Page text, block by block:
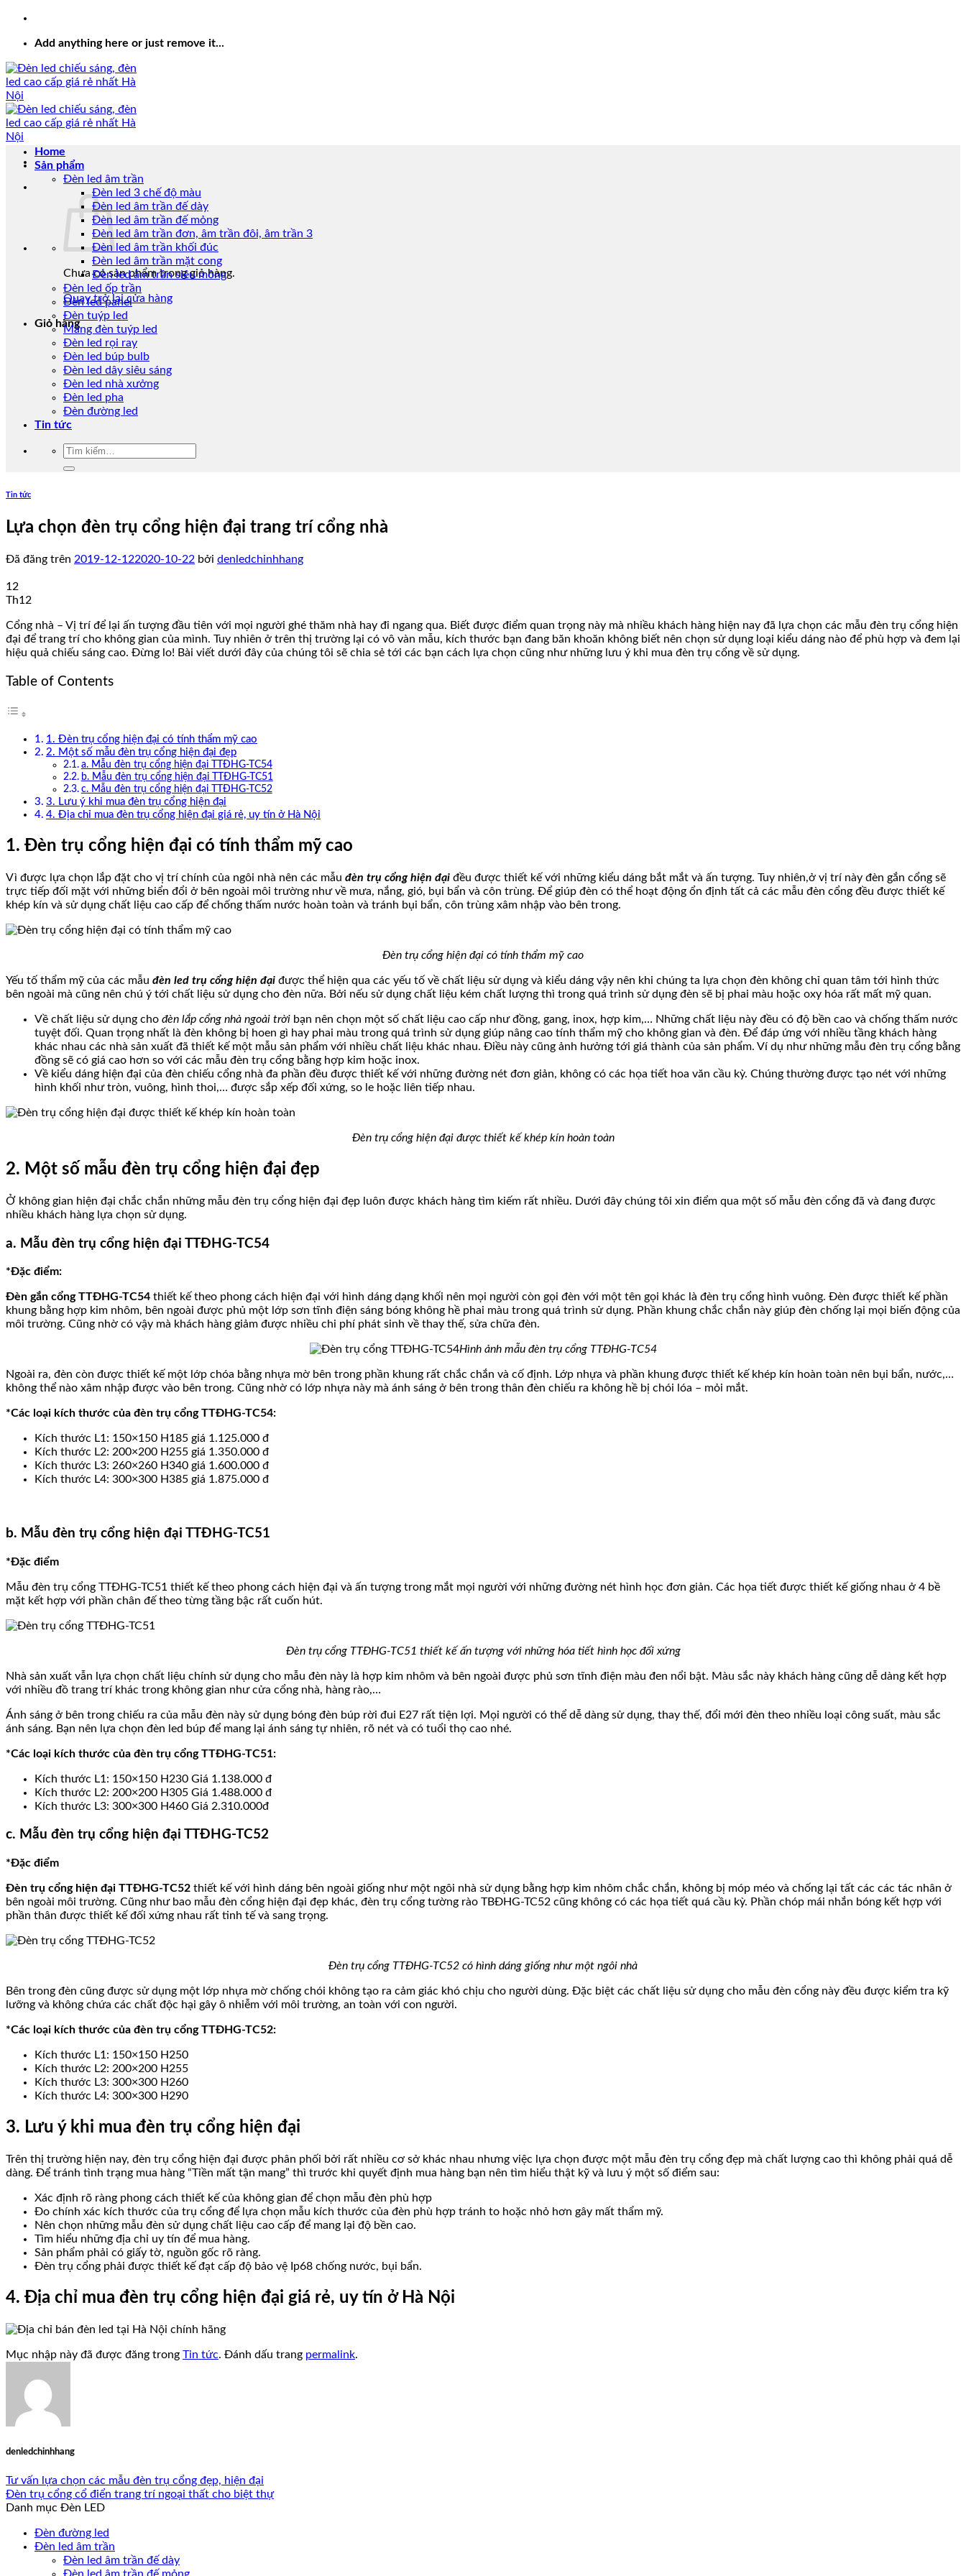
Add anything here or just remove it...
Chưa có sản phẩm trong giỏ hàng.
Quay trở lại cửa hàng
Giỏ hàng
Home
Sản phẩm
Đèn led âm trần
Đèn led 3 chế độ màu
Đèn led âm trần đế dày
Đèn led âm trần đế mỏng
Đèn led âm trần đơn, âm trần đôi, âm trần 3
Đèn led âm trần khối đúc
Đèn led âm trần mặt cong
Đèn led âm trần siêu mỏng
Đèn led ốp trần
Đèn led panel
Đèn tuýp led
Máng đèn tuýp led
Đèn led rọi ray
Đèn led búp bulb
Đèn led dây siêu sáng
Đèn led nhà xưởng
Đèn led pha
Đèn đường led
Tin tức
Tìm
Tin tức
Lựa chọn đèn trụ cổng hiện đại trang trí cổng nhà
Đã đăng trên 2019-12-122020-10-22 bởi denledchinhhang
12
Th12
Cổng nhà – Vị trí để lại ấn tượng đầu tiên với mọi người ghé thăm nhà hay đi ngang qua. Biết được điểm quan trọng này mà nhiều khách hàng hiện nay đã lựa chọn các mẫu đèn trụ cổng hiện
đại để trang trí cho không gian của mình. Tuy nhiên ở trên thị trường lại có vô vàn mẫu, kích thước bạn đang băn khoăn không biết nên chọn sử dụng loại kiểu dáng nào để phù hợp và đem lại
hiệu quả chiếu sáng cao. Đừng lo! Bài viết dưới đây của chúng tôi sẽ chia sẻ tới các bạn cách lựa chọn cũng như những lưu ý khi mua đèn trụ cổng về sử dụng.
Table of Contents
1. Đèn trụ cổng hiện đại có tính thẩm mỹ cao
2. Một số mẫu đèn trụ cổng hiện đại đẹp
a. Mẫu đèn trụ cổng hiện đại TTĐHG-TC54
b. Mẫu đèn trụ cổng hiện đại TTĐHG-TC51
c. Mẫu đèn trụ cổng hiện đại TTĐHG-TC52
3. Lưu ý khi mua đèn trụ cổng hiện đại
4. Địa chỉ mua đèn trụ cổng hiện đại giá rẻ, uy tín ở Hà Nội
1. Đèn trụ cổng hiện đại có tính thẩm mỹ cao
Vì được lựa chọn lắp đặt cho vị trí chính của ngôi nhà nên các mẫu đèn trụ cổng hiện đại đều được thiết kế với những kiểu dáng bắt mắt và ấn tượng. Tuy nhiên,ở vị trí này đèn gắn cổng sẽ
trực tiếp đối mặt với những biển đổi ở bên ngoài môi trường như về mưa, nắng, gió, bụi bẩn và côn trùng. Để giúp đèn có thể hoạt động ổn định tất cả các mẫu đèn cổng đều được thiết kế
khép kín và sử dụng chất liệu cao cấp để chống thấm nước hoàn toàn và tránh bụi bẩn, côn trùng xâm nhập vào bên trong.
Đèn trụ cổng hiện đại có tính thẩm mỹ cao
Yếu tố thẩm mỹ của các mẫu đèn led trụ cổng hiện đại được thể hiện qua các yếu tố về chất liệu sử dụng và kiểu dáng vậy nên khi chúng ta lựa chọn đèn không chỉ quan tâm tới hình thức
bên ngoài mà cũng nên chú ý tới chất liệu sử dụng cho đèn nữa. Bởi nếu sử dụng chất liệu kém chất lượng thì trong quá trình sử dụng đèn sẽ bị phai màu hoặc oxy hóa rất mất mỹ quan.
Về chất liệu sử dụng cho đèn lắp cổng nhà ngoài trời bạn nên chọn một số chất liệu cao cấp như đồng, gang, inox, hợp kim,… Những chất liệu này đều có độ bền cao và chống thấm nước
tuyệt đối. Quan trọng nhất là đèn không bị hoen gì hay phai màu trong quá trình sử dụng giúp nâng cao tính thẩm mỹ cho không gian và đèn. Để đáp ứng với nhiều tầng khách hàng
khác nhau các nhà sản xuất đã thiết kế một mẫu sản phẩm với nhiều chất liệu khác nhau. Điều này cũng ảnh hưởng tới giá thành của sản phẩm. Ví dụ như những mẫu đèn trụ cổng bằng
đồng sẽ có giá cao hơn so với các mẫu đèn trụ cổng bằng hợp kim hoặc inox.
Về kiểu dáng hiện đại của đèn chiếu cổng nhà đa phần đều được thiết kế với những đường nét đơn giản, không có các họa tiết hoa văn cầu kỳ. Chúng thường được tạo nét với những
hình khối như tròn, vuông, hình thoi,… được sắp xếp đối xứng, so le hoặc liên tiếp nhau.
Đèn trụ cổng hiện đại được thiết kế khép kín hoàn toàn
2. Một số mẫu đèn trụ cổng hiện đại đẹp
Ở không gian hiện đại chắc chắn những mẫu đèn trụ cổng hiện đại đẹp luôn được khách hàng tìm kiếm rất nhiều. Dưới đây chúng tôi xin điểm qua một số mẫu đèn cổng đã và đang được
nhiều khách hàng lựa chọn sử dụng.
a. Mẫu đèn trụ cổng hiện đại TTĐHG-TC54
*Đặc điểm:
Đèn gắn cổng TTĐHG-TC54 thiết kế theo phong cách hiện đại với hình dáng dạng khối nên mọi người còn gọi đèn với một tên gọi khác là đèn trụ cổng hình vuông. Đèn được thiết kế phần
khung bằng hợp kim nhôm, bên ngoài được phủ một lớp sơn tĩnh điện sáng bóng không hề phai màu trong quá trình sử dụng. Phần khung chắc chắn này giúp đèn chống lại mọi biến động của
môi trường. Cũng nhờ có vậy mà khách hàng giảm được nhiều chi phí phát sinh về thay thế, sửa chữa đèn.
Hình ảnh mẫu đèn trụ cổng TTĐHG-TC54
Ngoài ra, đèn còn được thiết kế một lớp chóa bằng nhựa mờ bên trong phần khung rất chắc chắn và cố định. Lớp nhựa và phần khung được thiết kế khép kín hoàn toàn nên bụi bẩn, nước,…
không thể nào xâm nhập được vào bên trong. Cũng nhờ có lớp nhựa này mà ánh sáng ở bên trong thân đèn chiếu ra không hề bị chói lóa – mỏi mắt.
*Các loại kích thước của đèn trụ cổng TTĐHG-TC54:
Kích thước L1: 150×150 H185 giá 1.125.000 đ
Kích thước L2: 200×200 H255 giá 1.350.000 đ
Kích thước L3: 260×260 H340 giá 1.600.000 đ
Kích thước L4: 300×300 H385 giá 1.875.000 đ
b. Mẫu đèn trụ cổng hiện đại TTĐHG-TC51
*Đặc điểm
Mẫu đèn trụ cổng TTĐHG-TC51 thiết kế theo phong cách hiện đại và ấn tượng trong mắt mọi người với những đường nét hình học đơn giản. Các họa tiết được thiết kế giống nhau ở 4 bề
mặt kết hợp với phần chân đế theo từng tầng bậc rất cuốn hút.
Đèn trụ cổng TTĐHG-TC51 thiết kế ấn tượng với những hóa tiết hình học đối xứng
Nhà sản xuất vẫn lựa chọn chất liệu chính sử dụng cho mẫu đèn này là hợp kim nhôm và bên ngoài được phủ sơn tĩnh điện màu đen nổi bật. Màu sắc này khách hàng cũng dễ dàng kết hợp
với nhiều đồ trang trí khác trong không gian như cửa cổng nhà, hàng rào,…
Ánh sáng ở bên trong chiếu ra của mẫu đèn này sử dụng bóng đèn búp rời đui E27 rất tiện lợi. Mọi người có thể dễ dàng sử dụng, thay thế, đổi mới đèn theo nhiều loại công suất, màu sắc
ánh sáng. Bạn nên lựa chọn đèn led búp để mang lại ánh sáng tự nhiên, rõ nét và có tuổi thọ cao nhé.
*Các loại kích thước của đèn trụ cổng TTĐHG-TC51:
Kích thước L1: 150×150 H230 Giá 1.138.000 đ
Kích thước L2: 200×200 H305 Giá 1.488.000 đ
Kích thước L3: 300×300 H460 Giá 2.310.000đ
c. Mẫu đèn trụ cổng hiện đại TTĐHG-TC52
*Đặc điểm
Đèn trụ cổng hiện đại TTĐHG-TC52 thiết kế với hình dáng bên ngoài giống như một ngôi nhà sử dụng bằng hợp kim nhôm chắc chắn, không bị móp méo và chống lại tất các các tác nhân ở
bên ngoài môi trường. Cũng như bao mẫu đèn cổng hiện đại đẹp khác, đèn trụ cổng tường rào TBĐHG-TC52 cũng không có các họa tiết quá cầu kỳ. Phần chóp mái nhắn bóng kết hợp với
phần thân được thiết kế đối xứng nhau rất tinh tế và sang trọng.
Đèn trụ cổng TTĐHG-TC52 có hình dáng giống như một ngôi nhà
Bên trong đèn cũng được sử dụng một lớp nhựa mờ chống chói không tạo ra cảm giác khó chịu cho người dùng. Đặc biệt các chất liệu sử dụng cho mẫu đèn cổng này đều được kiểm tra kỹ
lưỡng và không chứa các chất độc hại gây ô nhiễm với môi trường, an toàn với con người.
*Các loại kích thước của đèn trụ cổng TTĐHG-TC52:
Kích thước L1: 150×150 H250
Kích thước L2: 200×200 H255
Kích thước L3: 300×300 H260
Kích thước L4: 300×300 H290
3. Lưu ý khi mua đèn trụ cổng hiện đại
Trên thị trường hiện nay, đèn trụ cổng hiện đại được phân phối bởi rất nhiều cơ sở khác nhau nhưng việc lựa chọn được một mẫu đèn trụ cổng đẹp mà chất lượng cao thì không phải quá dễ
dàng. Để tránh tình trạng mua hàng “Tiền mất tận mang” thì trước khi quyết định mua hàng bạn nên tìm hiểu thật kỹ và lưu ý một số điểm sau:
Xác định rõ ràng phong cách thiết kế của không gian để chọn mẫu đèn phù hợp
Đo chính xác kích thước của trụ cổng để lựa chọn mẫu kích thước của đèn phù hợp tránh to hoặc nhỏ hơn gây mất thẩm mỹ.
Nên chọn những mẫu đèn sử dụng chất liệu cao cấp để mang lại độ bền cao.
Tìm hiểu những địa chỉ uy tín để mua hàng.
Sản phẩm phải có giấy tờ, nguồn gốc rõ ràng.
Đèn trụ cổng phải được thiết kế đạt cấp độ bảo vệ Ip68 chống nước, bụi bẩn.
4. Địa chỉ mua đèn trụ cổng hiện đại giá rẻ, uy tín ở Hà Nội
Mục nhập này đã được đăng trong Tin tức. Đánh dấu trang permalink.
denledchinhhang
Tư vấn lựa chọn các mẫu đèn trụ cổng đẹp, hiện đại
Đèn trụ cổng cổ điển trang trí ngoại thất cho biệt thự
Danh mục Đèn LED
Đèn đường led
Đèn led âm trần
Đèn led âm trần đế dày